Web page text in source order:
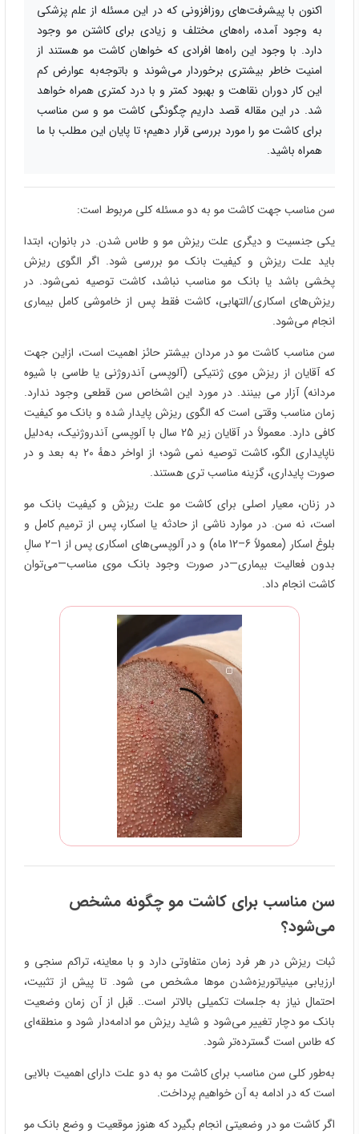
اکنون با پیشرفت‌های روزافزونی که در این مسئله از علم پزشکی
به وجود آمده، راه‌های مختلف و زیادی برای کاشتن مو وجود
دارد. با وجود این راه‌ها افرادی که خواهان کاشت مو هستند از
امنیت خاطر بیشتری برخوردار می‌شوند و باتوجه‌به عوارض کم
این کار دوران نقاهت و بهبود کمتر و با درد کمتری همراه خواهد
شد. در این مقاله قصد داریم چگونگی کاشت مو و سن مناسب
برای کاشت مو را مورد بررسی قرار دهیم؛ تا پایان این مطلب با ما
همراه باشید.
سن مناسب جهت کاشت مو به دو مسئله کلی مربوط است:
یکی جنسیت و دیگری علت ریزش مو و طاس شدن. در بانوان، ابتدا
باید علت ریزش و کیفیت بانک مو بررسی شود. اگر الگوی ریزش
پخشی باشد یا بانک مو مناسب نباشد، کاشت توصیه نمی‌شود. در
ریزش‌های اسکاری/التهابی، کاشت فقط پس از خاموشی کامل بیماری
انجام می‌شود.
سن مناسب کاشت مو در مردان بیشتر حائز اهمیت است، ازاین‌ جهت
که آقایان از ریزش موی ژنتیکی (آلوپسی آندروژنی یا طاسی با شیوه
مردانه) آزار می‌ بینند. در مورد این اشخاص سن قطعی وجود ندارد.
زمان مناسب وقتی است که الگوی ریزش پایدار شده و بانک مو کیفیت
کافی دارد. معمولاً در آقایان زیر 25 سال با آلوپسی آندروژنیک، به‌دلیل
ناپایداری الگو، کاشت توصیه نمی‌ شود؛ از اواخر دههٔ 20 به بعد و در
صورت پایداری، گزینه مناسب‌ تری هستند.
در زنان، معیار اصلی برای کاشت مو علت ریزش و کیفیت بانک مو
است، نه سن. در موارد ناشی از حادثه یا اسکار، پس از ترمیم کامل و
بلوغ اسکار (معمولاً 6–12 ماه) و در آلوپسی‌های اسکاری پس از 1–2 سالِ
بدون فعالیت بیماری—در صورت وجود بانک موی مناسب—می‌توان
کاشت انجام داد.
سن مناسب برای کاشت مو چگونه مشخص
می‌شود؟
ثبات ریزش در هر فرد زمان متفاوتی دارد و با معاینه، تراکم‌ سنجی و
ارزیابی مینیاتوریزه‌شدن موها مشخص می‌ شود. تا پیش از تثبیت،
احتمال نیاز به جلسات تکمیلی بالاتر است.. قبل از آن زمان وضعیت
بانک مو دچار تغییر می‌شود و شاید ریزش مو ادامه‌دار شود و منطقه‌ای
که طاس است گسترده‌تر شود.
به‌طور کلی سن مناسب برای کاشت مو به دو علت دارای اهمیت بالایی
است که در ادامه به آن خواهیم پرداخت.
اگر کاشت مو در وضعیتی انجام بگیرد که هنوز موقعیت و وضع بانک مو